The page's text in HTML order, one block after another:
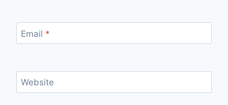
Email *
Website